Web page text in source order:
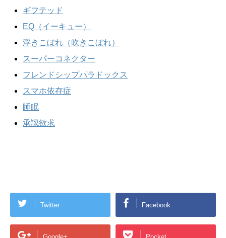
ギフテッド
EQ（イーキュー）
浮きこぼれ（吹きこぼれ）
スーパーコネクター
フレンドシップパラドックス
スマホ依存症
睡眠
承認欲求
Twitter Facebook